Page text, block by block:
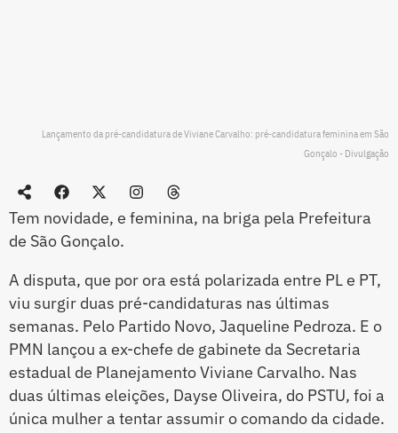
Lançamento da pré-candidatura de Viviane Carvalho: pré-candidatura feminina em São
Gonçalo - Divulgação
Tem novidade, e feminina, na briga pela Prefeitura
de São Gonçalo.
A disputa, que por ora está polarizada entre PL e PT,
viu surgir duas pré-candidaturas nas últimas
semanas. Pelo Partido Novo, Jaqueline Pedroza. E o
PMN lançou a ex-chefe de gabinete da Secretaria
estadual de Planejamento Viviane Carvalho. Nas
duas últimas eleições, Dayse Oliveira, do PSTU, foi a
única mulher a tentar assumir o comando da cidade.